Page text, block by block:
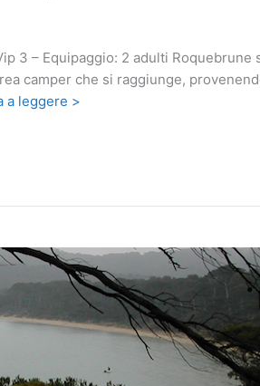
3 – Equipaggio: 2 adulti Roquebrune
camper che si raggiunge,
a leggere >